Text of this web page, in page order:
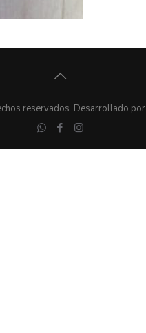
reservados. Desarrollado por